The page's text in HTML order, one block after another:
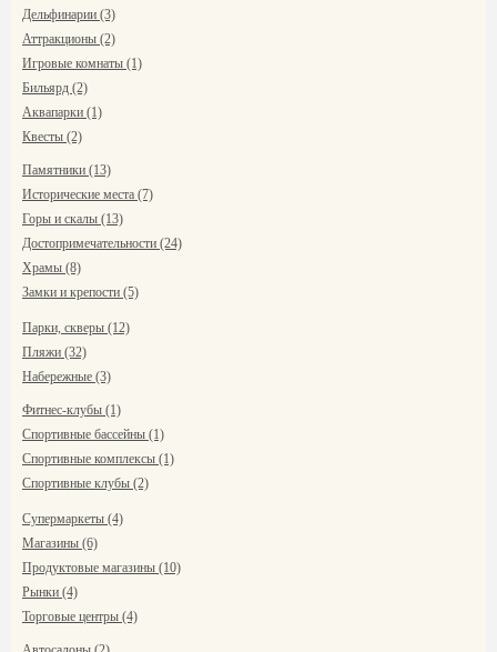
Дельфинарии (3)
Аттракционы (2)
Игровые комнаты (1)
Бильярд (2)
Аквапарки (1)
Квесты (2)
Памятники (13)
Исторические места (7)
Горы и скалы (13)
Достопримечательности (24)
Храмы (8)
Замки и крепости (5)
Парки, скверы (12)
Пляжи (32)
Набережные (3)
Фитнес-клубы (1)
Спортивные бассейны (1)
Спортивные комплексы (1)
Спортивные клубы (2)
Супермаркеты (4)
Магазины (6)
Продуктовые магазины (10)
Рынки (4)
Торговые центры (4)